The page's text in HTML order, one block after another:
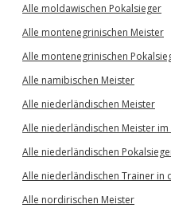
Alle moldawischen Pokalsieger
Alle montenegrinischen Meister
Alle montenegrinischen
Alle namibischen Meister
Alle niederländischen Meister
Alle niederländischen Meister im
Alle niederländischen
Alle niederländischen Trainer in
Alle nordirischen Meister